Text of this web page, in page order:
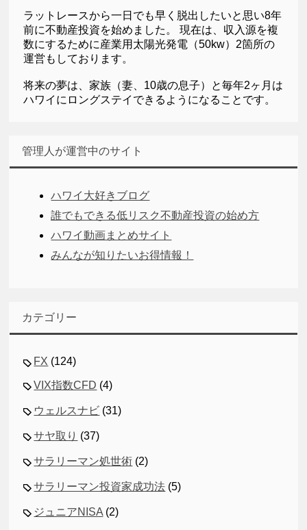
ラットレースから一日でも早く脱出したいと思い8年
前に不動産投資を始めました。 現在は、収入源を複
数にするために産業用太陽光発電（50kw）2箇所の
運営もしております。
将来の夢は、家族（妻、10歳の息子）と毎年2ヶ月は
ハワイにロングステイできるようになることです。
管理人が運営中のサイト
ハワイ大好きブログ
誰でもできる低リスク不動産投資の始め方
ハワイ動画まとめサイト
みんなが知りたいお得情報！
カテゴリー
FX (124)
VIX指数CFD (4)
ウェルスナビ (31)
サヤ取り (37)
サラリーマン処世術 (2)
サラリーマン投資家成功法 (5)
ジュニアNISA (2)